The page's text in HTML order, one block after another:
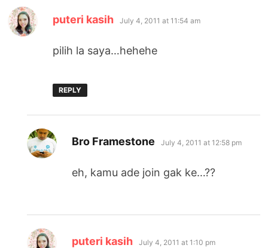
puteri kasih says:
July 4, 2011 at 11:54 am
pilih la saya…hehehe
REPLY
Bro Framestone says:
July 4, 2011 at 12:58 pm
eh, kamu ade join gak ke…??
puteri kasih says:
July 4, 2011 at 1:10 pm